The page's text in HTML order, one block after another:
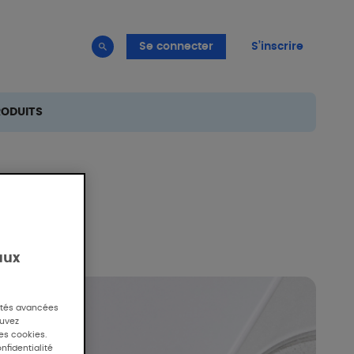
Se connecter S’inscrire
avancées
cookies.